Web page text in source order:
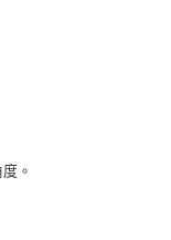
「AFTEE先享後付」
。
結，可透過四大超商／
。